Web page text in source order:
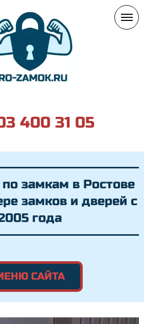
400 31 05
замкам в Ростове
замков и дверей с
года
САЙТА